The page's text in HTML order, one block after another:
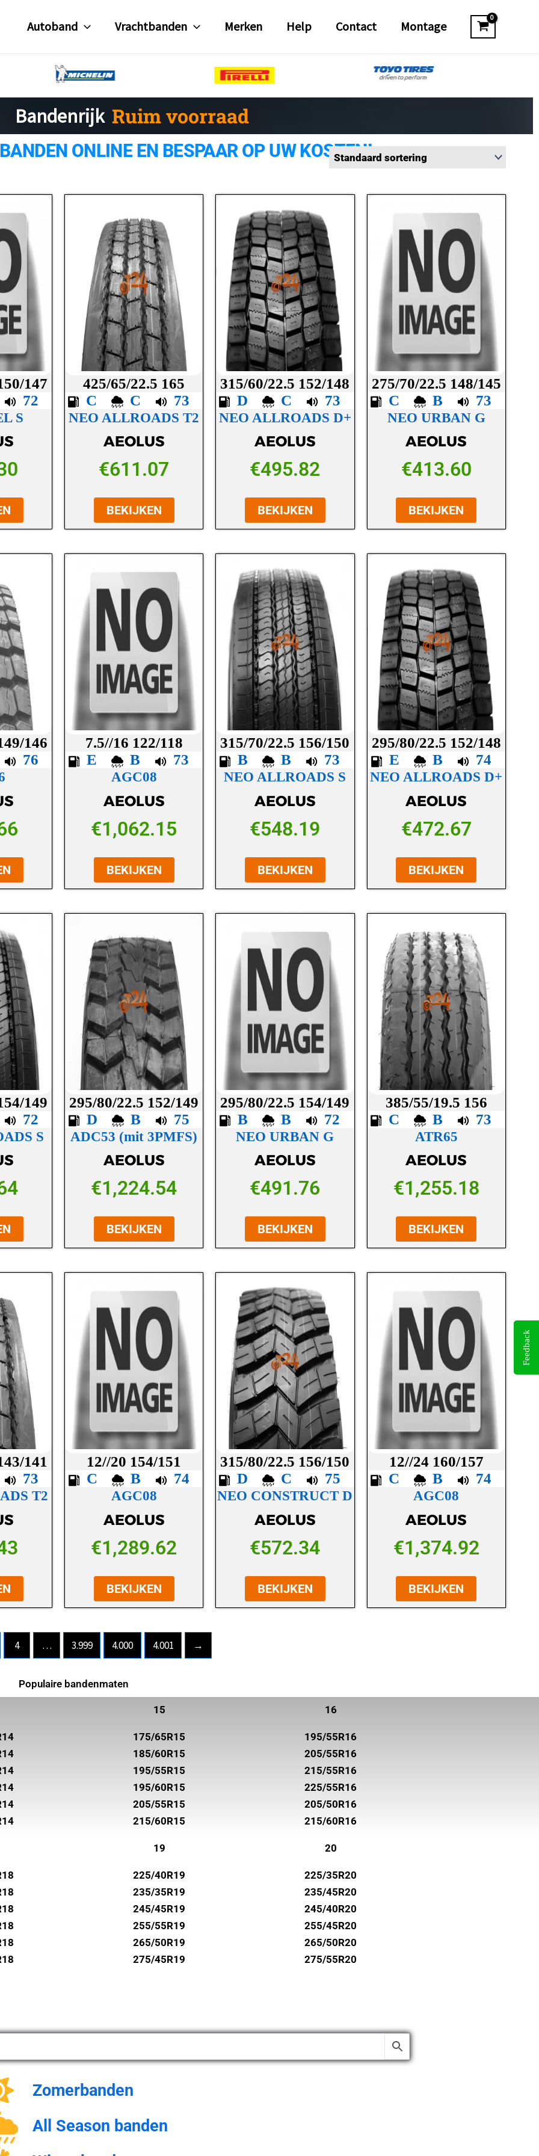
Autoband Vrachtbanden Merken Help Contact Montage
Bandenrijk Ruim voorraad
Gratis verzending
ONLINE EN BESPAAR OP UW KOSTEN!
147
72
S
425/65/22.5 165
C
C 73
NEO ALLROADS T2
AEOLUS
€611.07
BEKIJKEN
315/60/22.5 152/148
D
C 73
NEO ALLROADS D+
AEOLUS
€495.82
BEKIJKEN
275/70/22.5 148/145
C
B 73
NEO URBAN G
AEOLUS
€413.60
BEKIJKEN
146
76
7.5//16 122/118
E
B 73
AGC08
AEOLUS
€1,062.15
BEKIJKEN
315/70/22.5 156/150
B
B 73
NEO ALLROADS S
AEOLUS
€548.19
BEKIJKEN
295/80/22.5 152/148
E
B 74
NEO ALLROADS D+
AEOLUS
€472.67
BEKIJKEN
149
72
S
295/80/22.5 152/149
D
B 75
ADC53 (mit 3PMFS)
AEOLUS
€1,224.54
BEKIJKEN
295/80/22.5 154/149
B
B 72
NEO URBAN G
AEOLUS
€491.76
BEKIJKEN
385/55/19.5 156
C
B 73
ATR65
AEOLUS
€1,255.18
BEKIJKEN
141
73
T2
12//20 154/151
C
B 74
AGC08
AEOLUS
€1,289.62
BEKIJKEN
315/80/22.5 156/150
D
C 75
NEO CONSTRUCT D
AEOLUS
€572.34
BEKIJKEN
12//24 160/157
C
B 74
AGC08
AEOLUS
€1,374.92
BEKIJKEN
4 … 3.999 4.000 4.001 →
Populaire bandenmaten
15
175/65R15
185/60R15
195/55R15
195/60R15
205/55R15
215/60R15
16
195/55R16
205/55R16
215/55R16
225/55R16
205/50R16
215/60R16
19
225/40R19
235/35R19
245/45R19
255/55R19
265/50R19
275/45R19
20
225/35R20
235/45R20
245/40R20
255/45R20
265/50R20
275/55R20
Zomerbanden
All Season banden
Feedback